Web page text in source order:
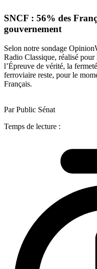
SNCF : 56% des
gouvernement
Selon notre sondage
Radio Classique, réalisé
l’Épreuve de vérité, la
ferroviaire reste, pour le
Français.
Par Public Sénat
Temps de lecture :